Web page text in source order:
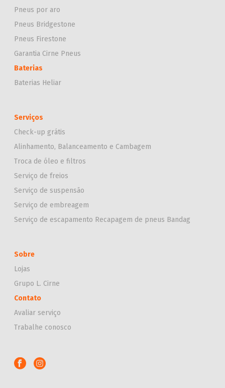
Pneus por aro
Pneus Bridgestone
Pneus Firestone
Garantia Cirne Pneus
Baterias
Baterias Heliar
Serviços
Check-up grátis
Alinhamento, Balanceamento e Cambagem
Troca de óleo e filtros
Serviço de freios
Serviço de suspensão
Serviço de embreagem
Serviço de escapamento Recapagem de pneus Bandag
Sobre
Lojas
Grupo L. Cirne
Contato
Avaliar serviço
Trabalhe conosco